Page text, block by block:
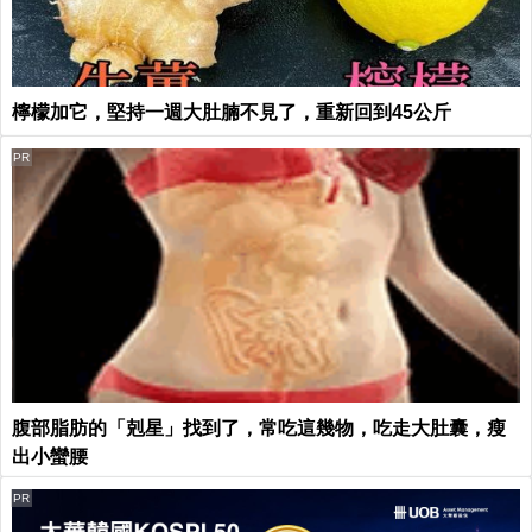
檸檬加它，堅持一週大肚腩不見了，重新回到45公斤
腹部脂肪的「剋星」找到了，常吃這幾物，吃走大肚囊，瘦
出小蠻腰
PR
PR